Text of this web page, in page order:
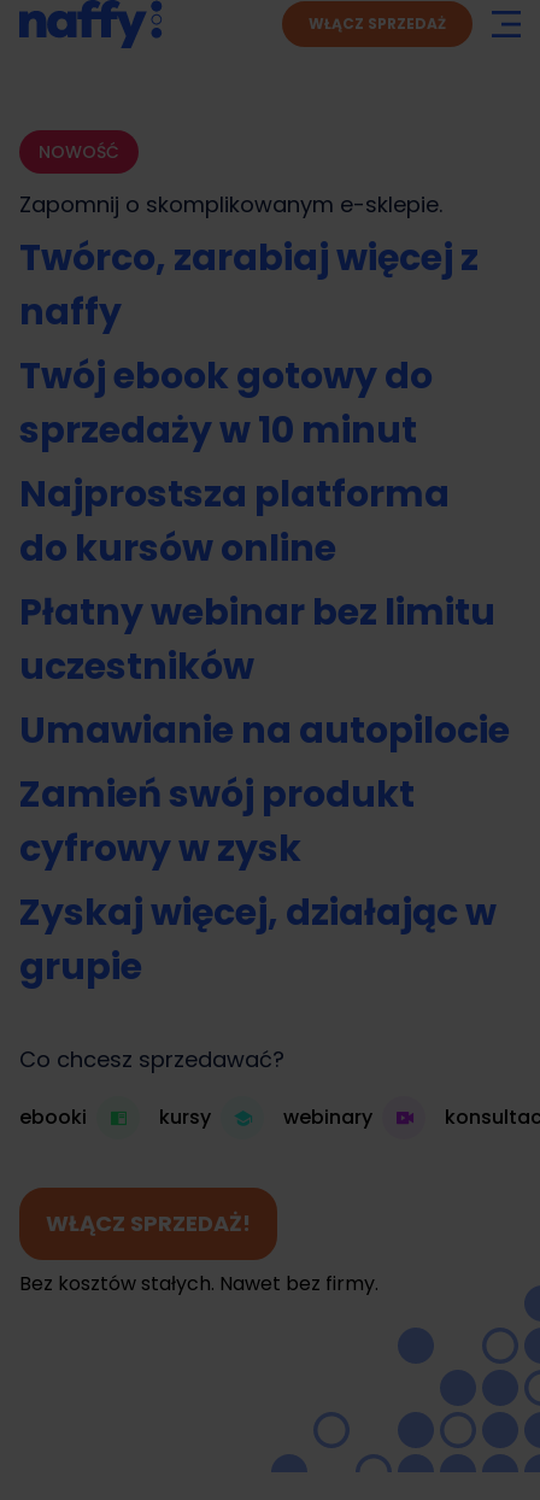
WŁĄCZ SPRZEDAŻ
NOWOŚĆ
Zapomnij o skomplikowanym e-sklepie.
Twórco, zarabiaj więcej z
naffy
Twój ebook gotowy do
sprzedaży w 10 minut
Najprostsza platforma
do kursów online
Płatny webinar bez limitu
uczestników
Umawianie na autopilocie
Zamień swój produkt
cyfrowy w zysk
Zyskaj więcej, działając w
grupie
Co chcesz sprzedawać?
ebooki kursy webinary
WŁĄCZ SPRZEDAŻ!
Bez kosztów stałych. Nawet bez firmy.